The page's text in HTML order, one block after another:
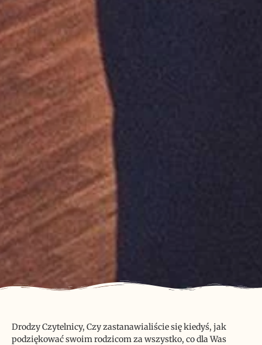
Drodzy Czytelnicy, Czy zastanawialiście się kiedyś, jak
podziękować swoim rodzicom za wszystko, co dla Was